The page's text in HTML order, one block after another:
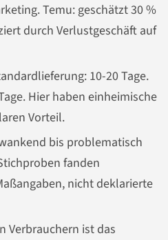
Temu: geschätzt 30 %
durch Verlustgeschäft auf
10-20 Tage.
Hier haben einheimische
Vorteil.
bis problematisch
fanden
nicht deklarierte
Verbrauchern ist das